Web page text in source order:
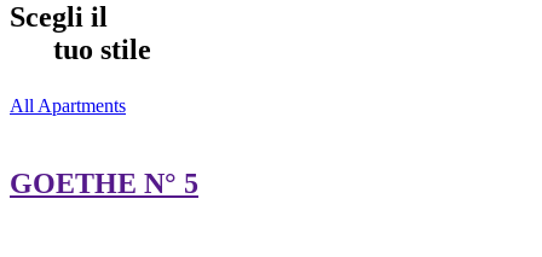
Scegli il
tuo stile
All Apartments
GOETHE N° 5